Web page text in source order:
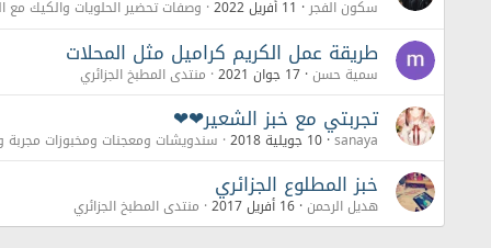
سكون الفجر 11 أفريل 2022 وصفات تحضير الحلويات والكيك مع
طريقة عمل الكريم كراميل مثل المحلات
سمية حسن 17 جوان 2021 منتدى المطبخ الجزائري
تجربتي مع خبز الشعير❤❤
sanaya 10 جويلية 2018 سندويشات ومعجنات ومخبوزات مجربة
خبز المطلوع الجزائري
هديل الرحمن 16 أفريل 2017 منتدى المطبخ الجزائري